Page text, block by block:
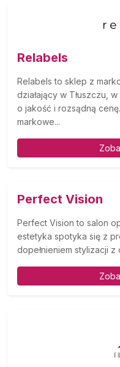
Relabels
Relabels to sklep z
działający w Tłuszczu,
o jakość i rozsądną
markowe...
Perfect Vision
Perfect Vision to salon
estetyka spotyka się z
dopełnieniem stylizacji z